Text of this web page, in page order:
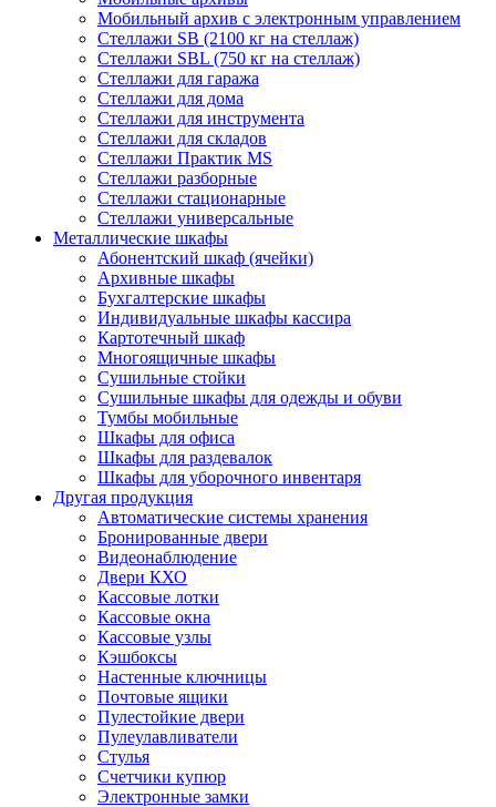
Мобильный архив с электронным управлением
Стеллажи SB (2100 кг на стеллаж)
Стеллажи SBL (750 кг на стеллаж)
Стеллажи для гаража
Стеллажи для дома
Стеллажи для инструмента
Стеллажи для складов
Стеллажи Практик MS
Стеллажи разборные
Стеллажи стационарные
Стеллажи универсальные
Металлические шкафы
Абонентский шкаф (ячейки)
Архивные шкафы
Бухгалтерские шкафы
Индивидуальные шкафы кассира
Картотечный шкаф
Многоящичные шкафы
Сушильные стойки
Сушильные шкафы для одежды и обуви
Тумбы мобильные
Шкафы для офиса
Шкафы для раздевалок
Шкафы для уборочного инвентаря
Другая продукция
Автоматические системы хранения
Бронированные двери
Видеонаблюдение
Двери КХО
Кассовые лотки
Кассовые окна
Кассовые узлы
Кэшбоксы
Настенные ключницы
Почтовые ящики
Пулестойкие двери
Пулеулавливатели
Стулья
Счетчики купюр
Электронные замки